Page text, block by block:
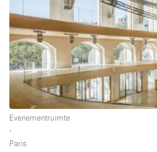
Privé-parkeerplaats
RAW
Schitterend uitzicht
Smoking Area
Soundproof
Straatniveau
Evenementruimte
∙
Paris